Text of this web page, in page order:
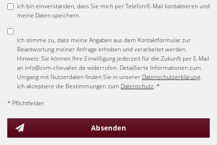
Ich bin einverstanden, dass Sie mich per Telefon/E-Mail kontaktieren und
meine Daten speichern.
Ich stimme zu, dass meine Angaben aus dem Kontaktformular zur
Beantwortung meiner Anfrage erhoben und verarbeitet werden.
Hinweis: Sie können Ihre Einwilligung jederzeit für die Zukunft per E-Mail
an info@cvm-chevalier.de widerrufen. Detaillierte Informationen zum
Umgang mit Nutzerdaten finden Sie in unserer Datenschutzerklärung.
Ich akzeptiere die Bestimmungen zum Datenschutz. *
* Pflichtfelder
Absenden